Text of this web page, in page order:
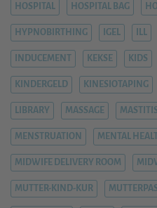
HOSPITAL HOSPITAL BAG
HYPNOBIRTHING IGEL ILL
INDUCEMENT KEKSE KIDS
KINDERGELD KINESIOTAPING
LIBRARY MASSAGE MASTITIS
MENSTRUATION MENTAL
MIDWIFE DELIVERY ROOM
MUTTER-KIND-KUR